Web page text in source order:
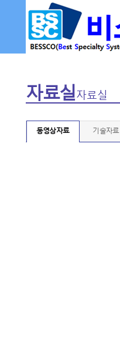
자료실자료실
동영상자료 기술자료